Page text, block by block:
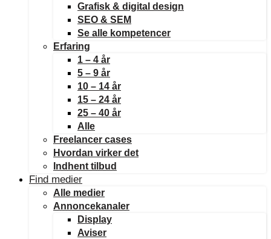
Grafisk & digital design
SEO & SEM
Se alle kompetencer
Erfaring
1 – 4 år
5 – 9 år
10 – 14 år
15 – 24 år
25 – 40 år
Alle
Freelancer cases
Hvordan virker det
Indhent tilbud
Find medier
Alle medier
Annoncekanaler
Display
Aviser